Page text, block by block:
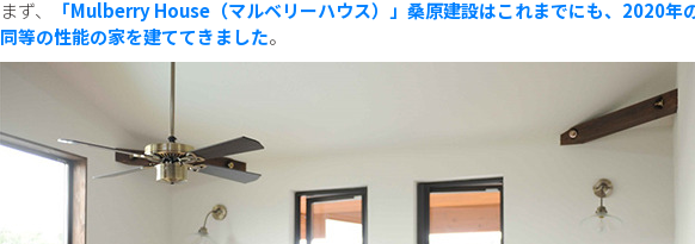
まず、
「Mulberry House（マルベリーハウス）」桑原建設はこれまでにも、2020年
同等の性能の家を建ててきました。